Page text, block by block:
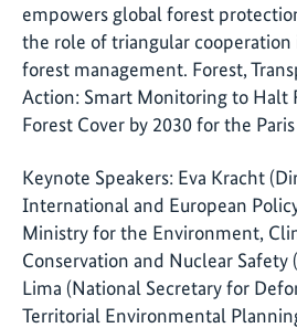
empowers global forest
the role of triangular cooperation
forest management. Forest,
Action: Smart Monitoring to Halt
Forest Cover by 2030 for the Paris
Keynote Speakers: Eva Kracht
International and European
Ministry for the Environment,
Conservation and Nuclear Safety
Lima (National Secretary for
Territorial Environmental